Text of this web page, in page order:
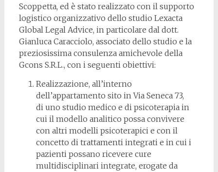
Scoppetta, ed è stato realizzato con il supporto
logistico organizzativo dello studio Lexacta
Global Legal Advice, in particolare dal dott.
Gianluca Caracciolo, associato dello studio e la
preziosissima consulenza amichevole della
Gcons S.R.L., con i seguenti obiettivi:
Realizzazione, all’interno
dell’appartamento sito in Via Seneca 73,
di uno studio medico e di psicoterapia in
cui il modello analitico possa convivere
con altri modelli psicoterapici e con il
concetto di trattamenti integrati e in cui i
pazienti possano ricevere cure
multidisciplinari integrate, erogate da